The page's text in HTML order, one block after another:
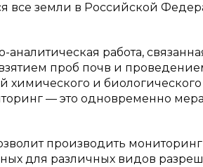
все земли в Российской
работа,
проб почв и
химического и биологического
— это одновременно мера
производить мониторинг
для различных видов